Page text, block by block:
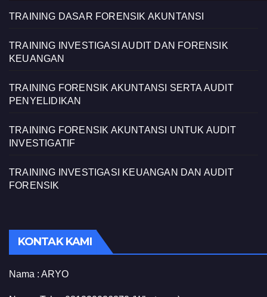
TRAINING DASAR FORENSIK AKUNTANSI
TRAINING INVESTIGASI AUDIT DAN FORENSIK
KEUANGAN
TRAINING FORENSIK AKUNTANSI SERTA AUDIT
PENYELIDIKAN
TRAINING FORENSIK AKUNTANSI UNTUK AUDIT
INVESTIGATIF
TRAINING INVESTIGASI KEUANGAN DAN AUDIT
FORENSIK
KONTAK KAMI
Nama : ARYO